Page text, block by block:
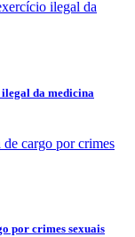
ilegal da medicina
por crimes sexuais